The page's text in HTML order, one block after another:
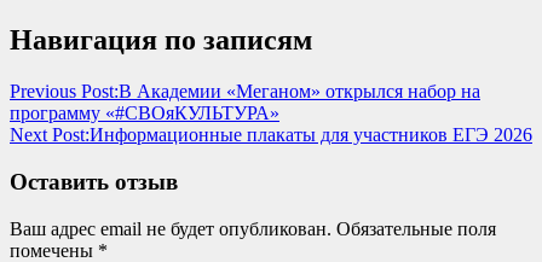
Навигация по записям
Previous Post:В Академии «Меганом» открылся набор на
программу «#СВОяКУЛЬТУРА»
Next Post:Информационные плакаты для участников ЕГЭ 2026
Оставить отзыв
Ваш адрес email не будет опубликован. Обязательные поля
помечены *